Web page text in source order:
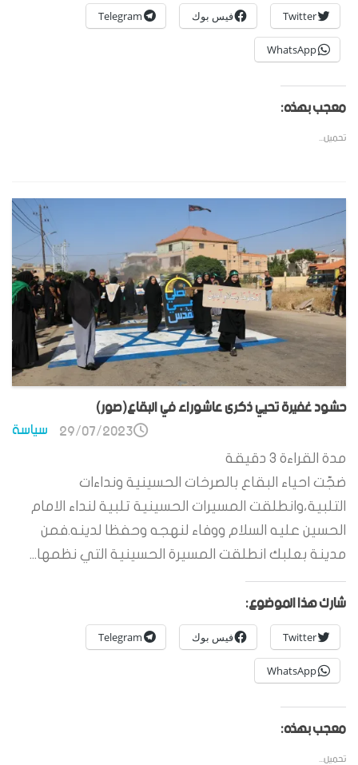
Twitter فيس بوك Telegram
WhatsApp
معجب بهذه:
تحميل...
حشود غفيرة تحيي ذكرى عاشوراء في البقاع(صور)
سياسة 29/07/2023
مدة القراءة 3 دقيقة
ضجّت احياء البقاع بالصرخات الحسينية ونداءات
التلبية،وانطلقت المسيرات الحسينية تلبية لنداء الامام
الحسين عليه السلام ووفاء لنهجه وحفظا لدينه.فمن
مدينة بعلبك انطلقت المسيرة الحسينية التي نظمها...
شارك هذا الموضوع:
Twitter فيس بوك Telegram
WhatsApp
معجب بهذه:
تحميل...